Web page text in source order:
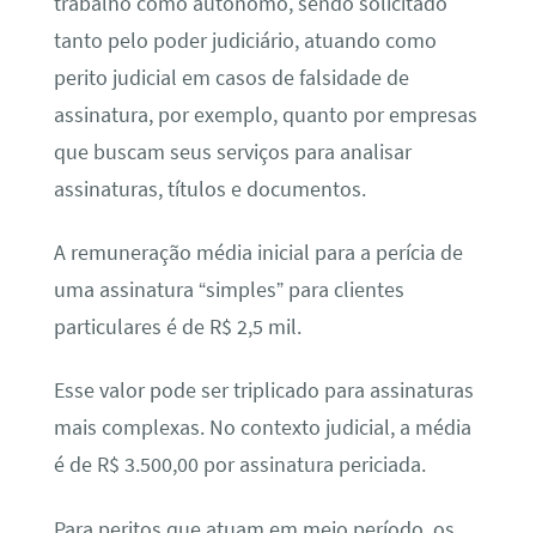
tanto pelo poder judiciário, atuando como
perito judicial em casos de falsidade de
assinatura, por exemplo, quanto por empresas
que buscam seus serviços para analisar
assinaturas, títulos e documentos.
A remuneração média inicial para a perícia de
uma assinatura “simples” para clientes
particulares é de R$ 2,5 mil.
Esse valor pode ser triplicado para assinaturas
mais complexas. No contexto judicial, a média
é de R$ 3.500,00 por assinatura periciada.